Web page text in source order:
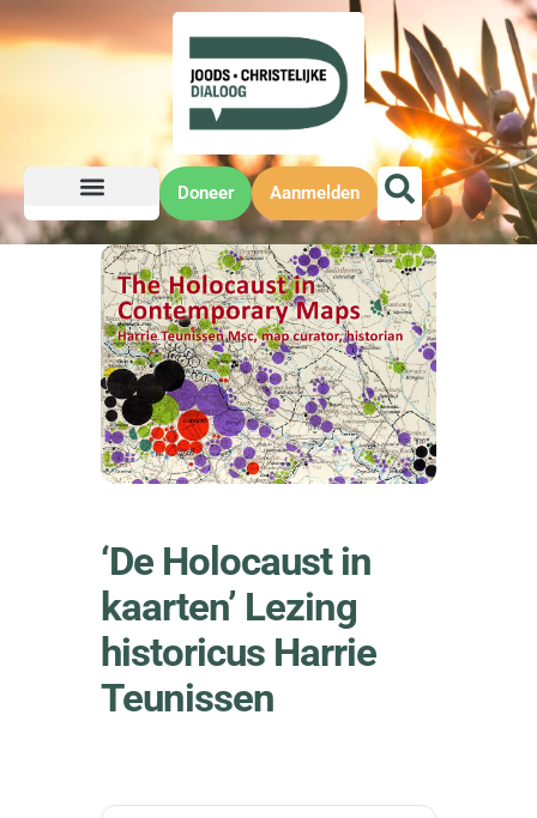
Doneer Aanmelden
‘De Holocaust in
kaarten’ Lezing
historicus Harrie
Teunissen